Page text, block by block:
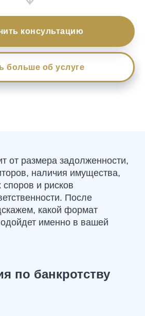
консультацию
больше об услуге
от размера задолженности,
наличия имущества,
и рисков
После
какой формат
именно в вашей
по банкротству